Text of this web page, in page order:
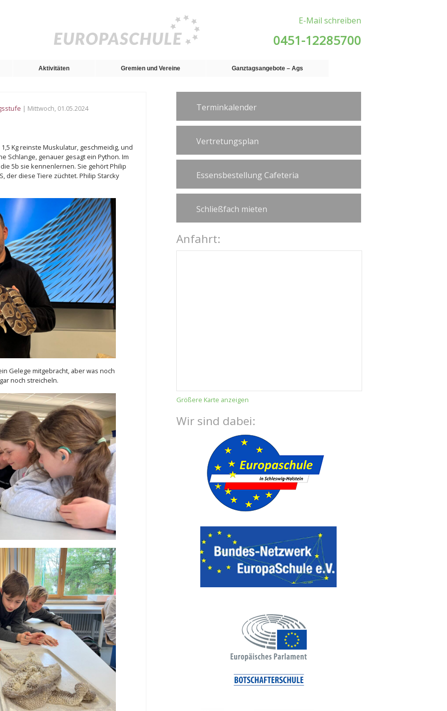
E-Mail schreiben
0451-12285700
Aktivitäten Gremien und Vereine Ganztagsangebote – Ags
| Mittwoch, 01.05.2024
Kg reinste Muskulatur, geschmeidig, und
Schlange, genauer gesagt ein Python. Im
5b sie kennenlernen. Sie gehört Philip
der diese Tiere züchtet. Philip Starcky
Gelege mitgebracht, aber was noch
noch streicheln.
Terminkalender
Vertretungsplan
Essensbestellung Cafeteria
Schließfach mieten
Anfahrt:
Größere Karte anzeigen
Wir sind dabei: